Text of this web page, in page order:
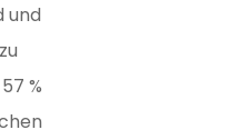
und
%